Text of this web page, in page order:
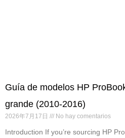
Guía de modelos HP
grande (2010-2016)
2026年7月17日 No hay comentarios
Introduction If you’re sourcing HP